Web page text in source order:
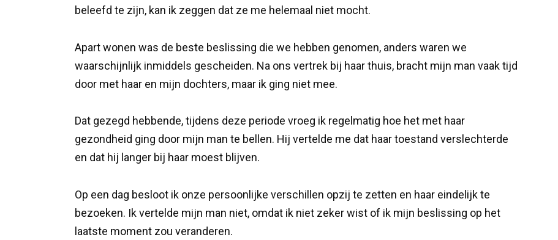
beleefd te zijn, kan ik zeggen dat ze me helemaal niet mocht.
Apart wonen was de beste beslissing die we hebben genomen, anders waren we
waarschijnlijk inmiddels gescheiden. Na ons vertrek bij haar thuis, bracht mijn man vaak tijd
door met haar en mijn dochters, maar ik ging niet mee.
Dat gezegd hebbende, tijdens deze periode vroeg ik regelmatig hoe het met haar
gezondheid ging door mijn man te bellen. Hij vertelde me dat haar toestand verslechterde
en dat hij langer bij haar moest blijven.
Op een dag besloot ik onze persoonlijke verschillen opzij te zetten en haar eindelijk te
bezoeken. Ik vertelde mijn man niet, omdat ik niet zeker wist of ik mijn beslissing op het
laatste moment zou veranderen.